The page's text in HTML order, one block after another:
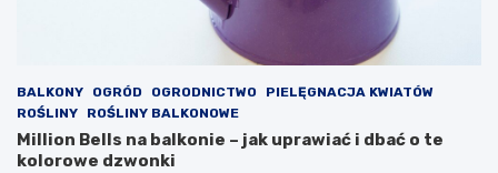
BALKONY OGRÓD OGRODNICTWO
PIELĘGNACJA KWIATÓW
ROŚLINY
ROŚLINY BALKONOWE
Million Bells na balkonie – jak uprawiać i dbać o te
kolorowe dzwonki